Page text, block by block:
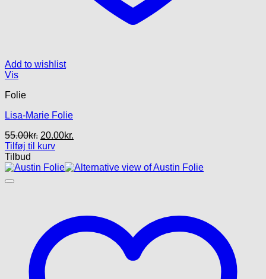
Add to wishlist
Vis
Folie
Lisa-Marie Folie
55.00kr. Den
oprindelige
var:
20.00kr.
er:
Tilføj til kurv
Tilbud